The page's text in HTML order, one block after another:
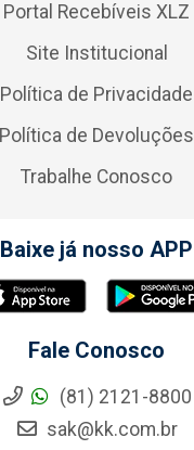
Portal Recebíveis XLZ
Site Institucional
Política de Privacidade
Política de Devoluções
Trabalhe Conosco
Baixe já nosso APP
Fale Conosco
(81) 2121-8800
sak@kk.com.br